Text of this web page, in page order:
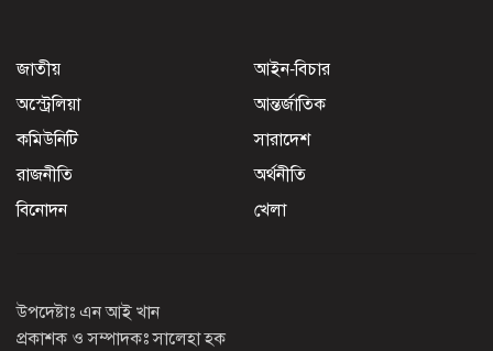
জাতীয়
আইন-বিচার
অস্ট্রেলিয়া
আন্তর্জাতিক
কমিউনিটি
সারাদেশ
রাজনীতি
অর্থনীতি
বিনোদন
খেলা
উপদেষ্টাঃ এন আই খান
প্রকাশক ও সম্পাদকঃ সালেহা হক